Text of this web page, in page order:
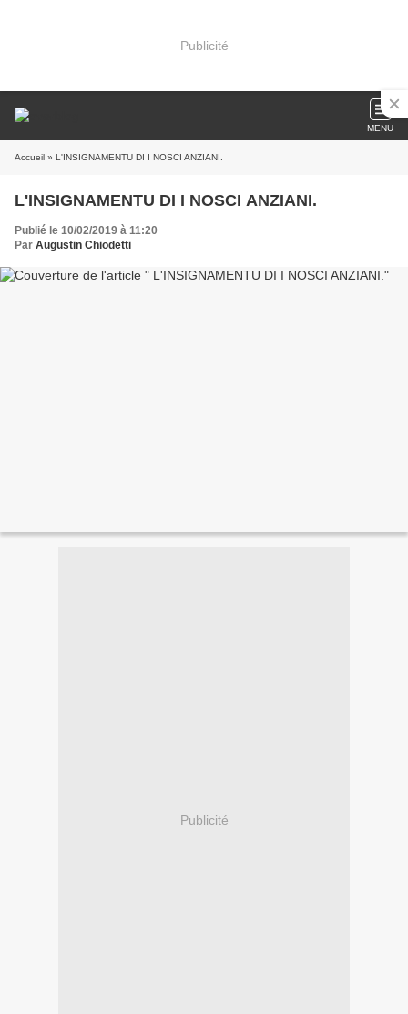
Publicité
MENU
Accueil » L'INSIGNAMENTU DI I NOSCI ANZIANI.
L'INSIGNAMENTU DI I NOSCI ANZIANI.
Publié le 10/02/2019 à 11:20
Par Augustin Chiodetti
Publicité